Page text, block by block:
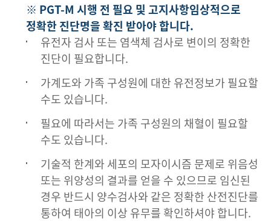
※ PGT-M 시행 전 필요 및 고지사항임상적으로
정확한 진단명을 확진 받아야 합니다.
유전자 검사 또는 염색체 검사로 변이의 정확한
진단이 필요합니다.
가계도와 가족 구성원에 대한 유전정보가 필요할
수도 있습니다.
필요에 따라서는 가족 구성원의 채혈이 필요할
수도 있습니다.
기술적 한계와 세포의 모자이시즘 문제로 위음성
또는 위양성의 결과를 얻을 수 있으므로 임신된
경우 반드시 양수검사와 같은 정확한 산전진단를
통하여 태아의 이상 유무를 확인하셔야 합니다.